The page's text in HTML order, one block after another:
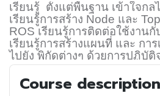
เรียนรู้ ตั้งแต่พื้นฐาน เข้าใจกล
เรียนรู้การสร้าง Node และ
ROS เรียนรู้การติดต่อใช้งาน
เรียนรู้การสร้างแผนที่ และ กา
ไปยัง พิกัดต่างๆ ด้วยการปฏิบัติ
แขนหุ่นยนต์ให้เคลื่อนที่รูปแบ
Course description